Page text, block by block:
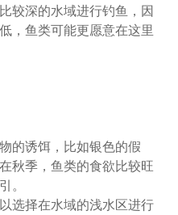
较深的水域进行钓鱼，因
，鱼类可能更愿意在这里
的诱饵，比如银色的假
秋季，鱼类的食欲比较旺
。
选择在水域的浅水区进行